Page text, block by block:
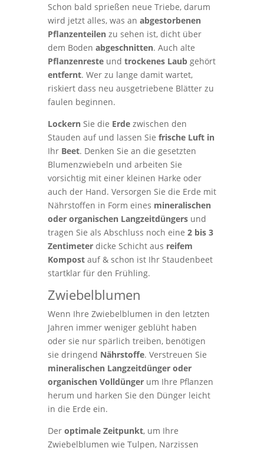
Schon bald sprießen neue Triebe, darum
wird jetzt alles, was an abgestorbenen
Pflanzenteilenzu sehen ist, dicht über
dem Boden abgeschnitten. Auch alte
Pflanzenresteund trockenes Laubgehört
entfernt. Wer zu lange damit wartet,
riskiert dass neu ausgetriebene Blätter zu
faulen beginnen.
LockernSie die Erdezwischen den
Stauden auf und lassen Sie frische Luft in
Ihr Beet. Denken Sie an die gesetzten
Blumenzwiebeln und arbeiten Sie
vorsichtig mit einer kleinen Harke oder
auch der Hand. Versorgen Sie die Erde mit
Nährstoffen in Form eines mineralischen
oder organischen Langzeitdüngersund
tragen Sie als Abschluss noch eine 2 bis 3
Zentimeterdicke Schicht aus reifem
Kompostauf & schon ist Ihr Staudenbeet
startklar für den Frühling.
Zwiebelblumen
Wenn Ihre Zwiebelblumen in den letzten
Jahren immer weniger geblüht haben
oder sie nur spärlich treiben, benötigen
sie dringend Nährstoffe. Verstreuen Sie
mineralischen Langzeitdünger oder
organischen Volldüngerum Ihre Pflanzen
herum und harken Sie den Dünger leicht
in die Erde ein.
Der optimale Zeitpunkt, um Ihre
Zwiebelblumen wie Tulpen, Narzissen